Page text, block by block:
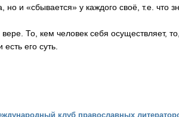
но и «сбывается» у каждого своё, т.е. что
То, кем человек себя осуществляет,
его суть.
клуб православных